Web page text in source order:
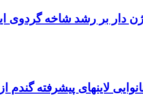
دار بر رشد شاخه
لاینهای پیشرفته گندم